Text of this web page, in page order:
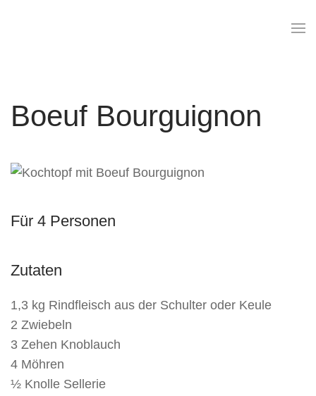
Boeuf Bourguignon
Für 4 Personen
Zutaten
1,3 kg Rindfleisch aus der Schulter oder Keule
2 Zwiebeln
3 Zehen Knoblauch
4 Möhren
½ Knolle Sellerie